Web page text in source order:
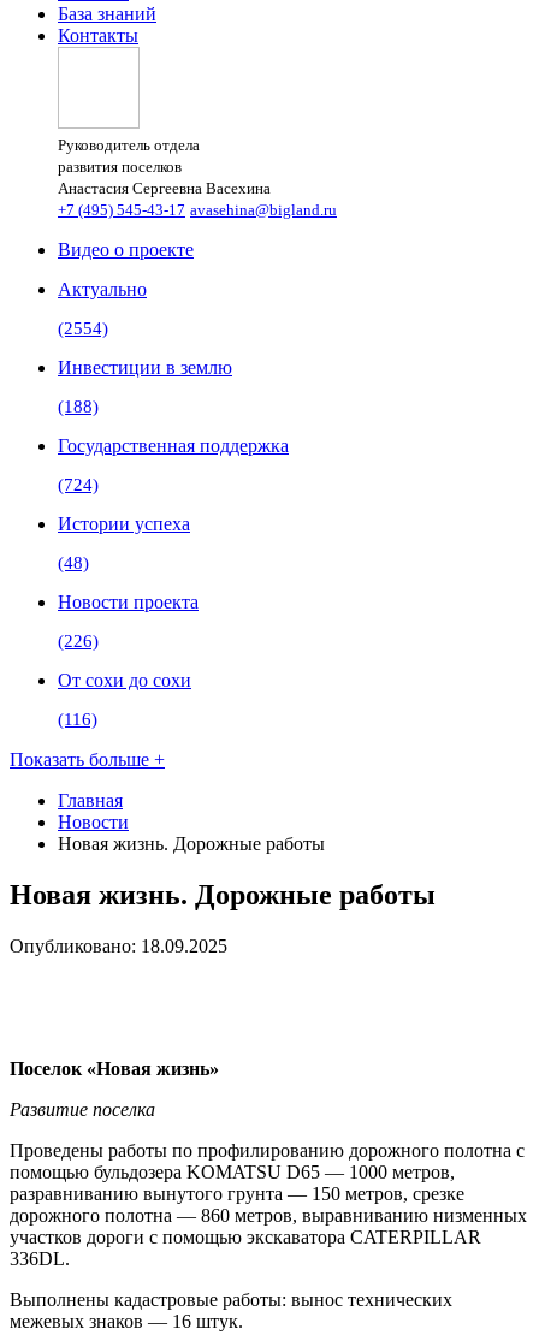
База знаний
Контакты
Руководитель отдела
развития поселков
Анастасия Сергеевна Васехина
+7 (495) 545-43-17 avasehina@bigland.ru
Видео о проекте
Актуально
(2554)
Инвестиции в землю
(188)
Государственная поддержка
(724)
Истории успеха
(48)
Новости проекта
(226)
От сохи до сохи
(116)
Показать больше +
Главная
Новости
Новая жизнь. Дорожные работы
Новая жизнь. Дорожные работы
Опубликовано: 18.09.2025
Поселок «Новая жизнь»
Развитие поселка
Проведены работы по профилированию дорожного полотна с
помощью бульдозера KOMATSU D65 — 1000 метров,
разравниванию вынутого грунта — 150 метров, срезке
дорожного полотна — 860 метров, выравниванию низменных
участков дороги с помощью экскаватора CATERPILLAR
336DL.
Выполнены кадастровые работы: вынос технических
межевых знаков — 16 штук.